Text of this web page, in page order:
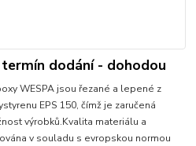
dodání - dohodou
WESPA jsou řezané a lepené z
EPS 150, čímž je zaručená
výrobků.Kvalita materiálu a
v souladu s evropskou normou